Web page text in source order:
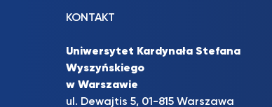
KONTAKT
Uniwersytet Kardynała Stefana
Wyszyńskiego
w Warszawie
ul. Dewajtis 5, 01-815 Warszawa